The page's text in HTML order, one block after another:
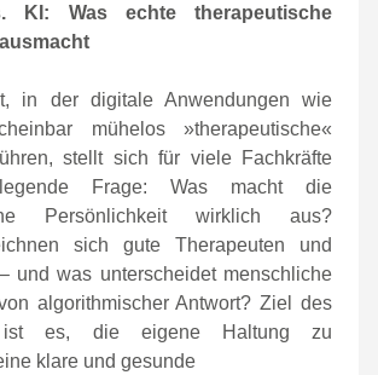
KI: Was echte therapeutische
in der digitale Anwendungen wie
mühelos »therapeutische«
stellt sich für viele Fachkräfte
Frage: Was macht die
Persönlichkeit wirklich aus?
sich gute Therapeuten und
und was unterscheidet menschliche
algorithmischer Antwort? Ziel des
ist es, die eigene Haltung zu
klare und gesunde